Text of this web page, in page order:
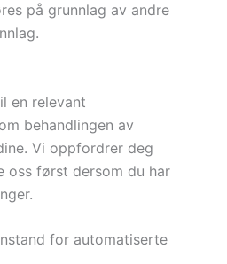
på grunnlag av andre
en relevant
behandlingen av
Vi oppfordrer deg
oss først dersom du har
for automatiserte